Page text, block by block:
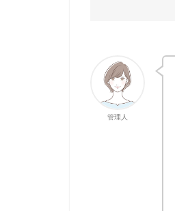
管理人